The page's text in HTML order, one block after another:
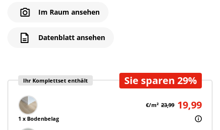
Im Raum ansehen
Datenblatt ansehen
Ihr Komplettset enthält Sie sparen 29%
1 x Bodenbelag
19,99
€/m² 23,99